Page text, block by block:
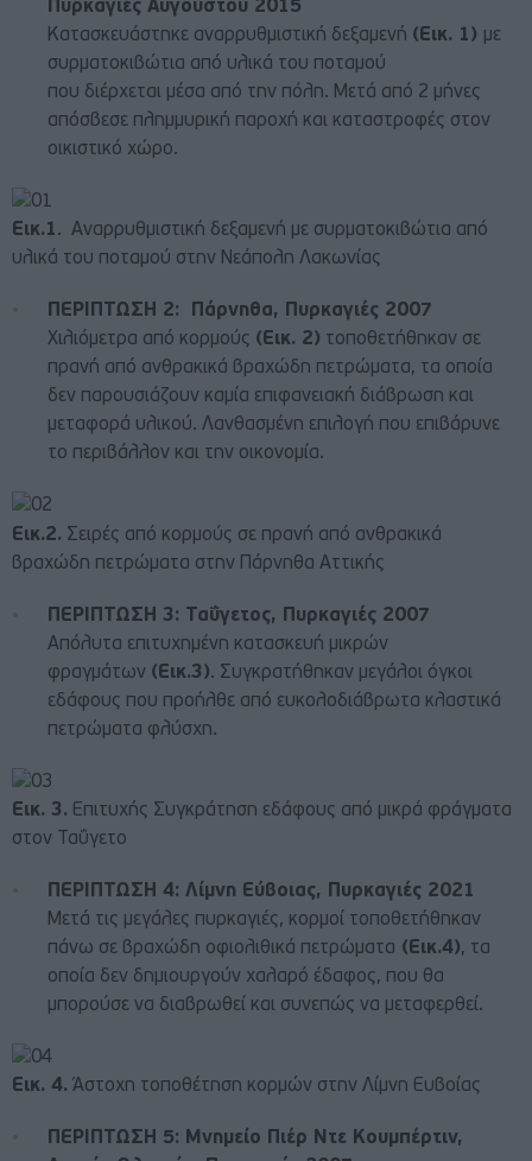
Πυρκαγιές Αυγούστου 2015
Κατασκευάστηκε αναρρυθμιστική δεξαμενή (Εικ. 1) με
συρματοκιβώτια από υλικά του ποταμού
που διέρχεται μέσα από την πόλη. Μετά από 2 μήνες
απόσβεσε πλημμυρική παροχή και καταστροφές στον
οικιστικό χώρο.
Εικ.1. Αναρρυθμιστική δεξαμενή με συρματοκιβώτια από
υλικά του ποταμού στην Νεάπολη Λακωνίας
ΠΕΡΙΠΤΩΣΗ 2: Πάρνηθα, Πυρκαγιές 2007
Χιλιόμετρα από κορμούς (Εικ. 2) τοποθετήθηκαν σε
πρανή από ανθρακικά βραχώδη πετρώματα, τα οποία
δεν παρουσιάζουν καμία επιφανειακή διάβρωση και
μεταφορά υλικού. Λανθασμένη επιλογή που επιβάρυνε
το περιβάλλον και την οικονομία.
Εικ.2. Σειρές από κορμούς σε πρανή από ανθρακικά
βραχώδη πετρώματα στην Πάρνηθα Αττικής
ΠΕΡΙΠΤΩΣΗ 3: Ταΰγετος, Πυρκαγιές 2007
Απόλυτα επιτυχημένη κατασκευή μικρών
φραγμάτων (Εικ.3). Συγκρατήθηκαν μεγάλοι όγκοι
εδάφους που προήλθε από ευκολοδιάβρωτα κλαστικά
πετρώματα φλύσχη.
Εικ. 3. Επιτυχής Συγκράτηση εδάφους από μικρά φράγματα
στον Ταΰγετο
ΠΕΡΙΠΤΩΣΗ 4: Λίμνη Εύβοιας, Πυρκαγιές 2021
Μετά τις μεγάλες πυρκαγιές, κορμοί τοποθετήθηκαν
πάνω σε βραχώδη οφιολιθικά πετρώματα (Εικ.4), τα
οποία δεν δημιουργούν χαλαρό έδαφος, που θα
μπορούσε να διαβρωθεί και συνεπώς να μεταφερθεί.
Εικ. 4. Άστοχη τοποθέτηση κορμών στην Λίμνη Ευβοίας
ΠΕΡΙΠΤΩΣΗ 5: Μνημείο Πιέρ Ντε Κουμπέρτιν,